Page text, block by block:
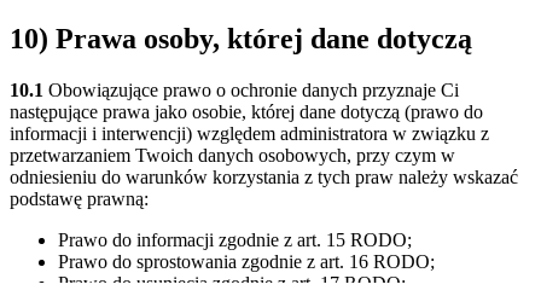
10) Prawa osoby, której dane dotyczą
10.1 Obowiązujące prawo o ochronie danych przyznaje Ci
następujące prawa jako osobie, której dane dotyczą (prawo do
informacji i interwencji) względem administratora w związku z
przetwarzaniem Twoich danych osobowych, przy czym w
odniesieniu do warunków korzystania z tych praw należy wskazać
podstawę prawną:
Prawo do informacji zgodnie z art. 15 RODO;
Prawo do sprostowania zgodnie z art. 16 RODO;
Prawo do usunięcia zgodnie z art. 17 RODO;